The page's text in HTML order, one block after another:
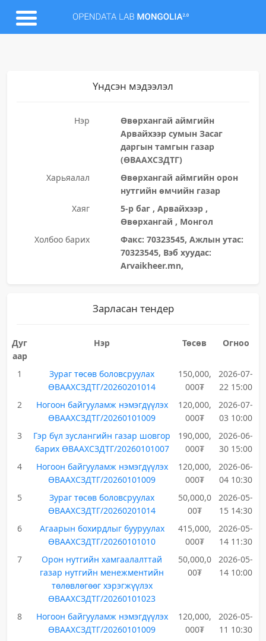
Үндсэн мэдээлэл
Нэр
Өвөрхангай аймгийн
Арвайхээр сумын Засаг
даргын тамгын газар
(ӨВААХСЗДТГ)
Харьяалал
Өвөрхангай аймгийн орон
нутгийн өмчийн газар
Хаяг
5-р баг , Арвайхээр ,
Өвөрхангай , Монгол
Холбоо барих
Факс: 70323545, Ажлын утас:
70323545, Вэб хуудас:
Arvaikheer.mn,
Зарласан тендер
Дуг
аар
Нэр Төсөв Огноо
1
Зураг төсөв боловсруулах
ӨВААХСЗДТГ/20260201014
150,000,
000₮
2026-07-
22 15:00
2
Ногоон байгууламж нэмэгдүүлэх
ӨВААХСЗДТГ/20260101009
120,000,
000₮
2026-07-
03 10:00
3
Гэр бүл зуслангийн газар шовгор
барих ӨВААХСЗДТГ/20260101007
190,000,
000₮
2026-06-
30 15:00
4
Ногоон байгууламж нэмэгдүүлэх
ӨВААХСЗДТГ/20260101009
120,000,
000₮
2026-06-
04 10:30
5
Зураг төсөв боловсруулах
ӨВААХСЗДТГ/20260201014
50,000,0
00₮
2026-05-
15 14:30
6
Агаарын бохирдлыг бууруулах
ӨВААХСЗДТГ/20260101010
415,000,
000₮
2026-05-
14 11:30
7
Орон нутгийн хамгаалалттай
газар нутгийн менежментийн
төлөвлөгөөг хэрэгжүүлэх
ӨВААХСЗДТГ/20260101023
50,000,0
00₮
2026-05-
14 10:00
8
Ногоон байгууламж нэмэгдүүлэх
ӨВААХСЗДТГ/20260101009
120,000,
000₮
2026-05-
11 10:30